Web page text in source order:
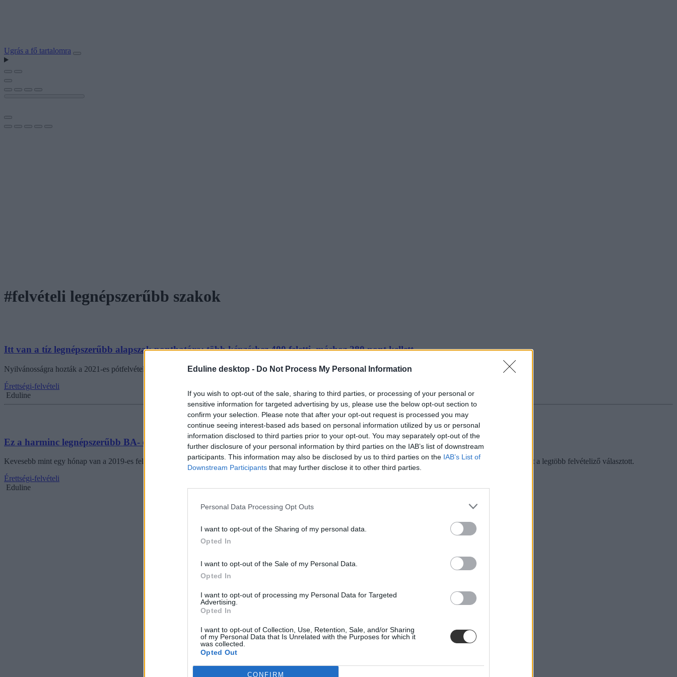
Eduline desktop - Do Not Process My Personal Information
If you wish to opt-out of the sale, sharing to third parties, or processing of your personal or
sensitive information for targeted advertising by us, please use the below opt-out section to
confirm your selection. Please note that after your opt-out request is processed you may
continue seeing interest-based ads based on personal information utilized by us or personal
information disclosed to third parties prior to your opt-out. You may separately opt-out of the
further disclosure of your personal information by third parties on the IAB’s list of downstream
participants. This information may also be disclosed by us to third parties on the IAB’s List of
Downstream Participants that may further disclose it to other third parties.
Personal Data Processing Opt Outs
I want to opt-out of the Sharing of my personal data.
Opted In
I want to opt-out of the Sale of my Personal Data.
Opted In
I want to opt-out of processing my Personal Data for Targeted
Advertising.
Opted In
I want to opt-out of Collection, Use, Retention, Sale, and/or Sharing
of my Personal Data that Is Unrelated with the Purposes for which it
was collected.
Opted Out
CONFIRM
Ugrás a fő tartalomra
#felvételi legnépszerűbb szakok
Itt van a tíz legnépszerűbb alapszak ponthatára: több képzéshez 400 feletti, máshoz 280 pont kellett
Nyilvánosságra hozták a 2021-es pótfelvételi ponthatárait. Mutatjuk, milyen ponthatárokat húztak a legnépszerűbb alapszakokon.
Érettségi-felvételi
Eduline
Ez a harminc legnépszerűbb BA- és BSc-szak a 2019-es felvételin
Kevesebb mint egy hónap van a 2019-es felvételi ponthatárhúzásáig. De melyek idén a legnépszerűbb BA- és BSc-szakok? Itt találjátok azt a harminc képzést, amelyet a legtöbb felvételiző választott.
Érettségi-felvételi
Eduline